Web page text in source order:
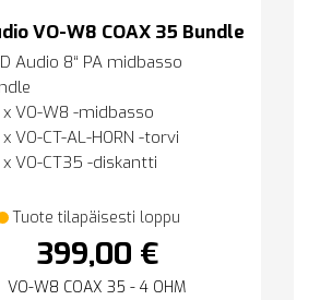
VO-W8 COAX 35 Bundle
Audio 8“ PA midbasso
x VO-W8 -midbasso
VO-CT-AL-HORN -torvi
x VO-CT35 -diskantti
Tuote tilapäisesti loppu
399,00 €
VO-W8 COAX 35 - 4 OHM